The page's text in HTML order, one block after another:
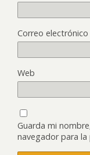
Correo electrónico
Web
Guarda mi
navegador para